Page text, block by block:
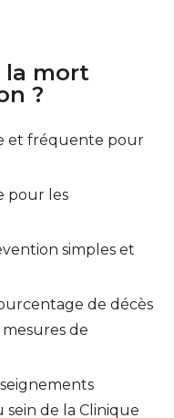
la mort
?
et fréquente pour
pour les
simples et
de décès
de
de la Clinique